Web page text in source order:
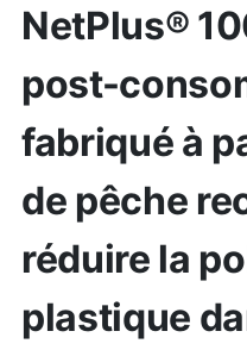
NetPlus®
post-
fabriqué à
de pêche
réduire la
plastique